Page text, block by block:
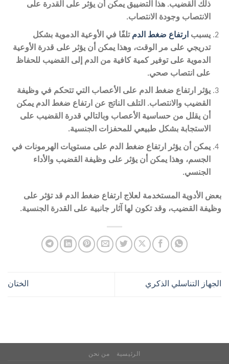
ذلك القضيب. هذا التضييق يمكن أن يؤثر على القدرة على
الانتصاب وجودة الانتصاب.
يسبب ارتفاع ضغط الدم تلفًا في الأوعية الدموية بشكل
تدريجي على مر الوقت، وهذا يمكن أن يؤثر على قدرة الأوعية
الدموية على توفير كمية كافية من الدم إلى القضيب للحفاظ
على انتصاب صحي.
يؤثر ارتفاع ضغط الدم على الأعصاب التي تتحكم في وظيفة
القضيب والانتصاب. التلف الناتج عن ارتفاع ضغط الدم يمكن
أن يقلل من حساسية الأعصاب وبالتالي قدرة القضيب على
الاستجابة بشكل طبيعي للمحفزات الجنسية.
يمكن أن يؤثر ارتفاع ضغط الدم على مستويات الهرمونات في
الجسم، وهذا يمكن أن يؤثر على وظيفة القضيب والأداء
الجنسي.
بعض الأدوية المستخدمة لعلاج ارتفاع ضغط الدم قد تؤثر على
وظيفة القضيب، وقد تكون لها آثار جانبية على القدرة الجنسية.
الجهاز التناسلي الذكري الختان
الرئيسية من نحن